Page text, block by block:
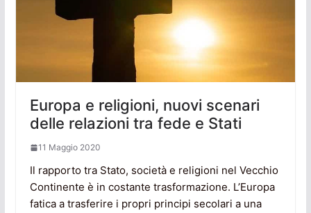
Europa e religioni, nuovi scenari
delle relazioni tra fede e Stati
11 Maggio 2020
Il rapporto tra Stato, società e religioni nel Vecchio
Continente è in costante trasformazione. L’Europa
fatica a trasferire i propri principi secolari a una